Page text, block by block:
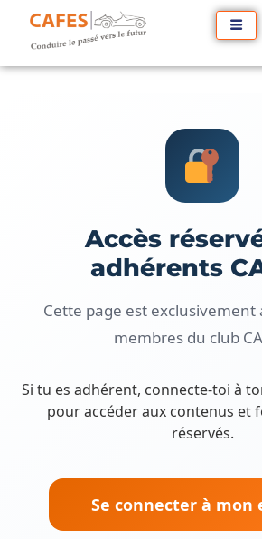
Accès
adhérents
Cette page est exclusivement
membres du club
Si tu es adhérent, connecte-toi à
pour accéder aux contenus et
réservés.
Se connecter à mon